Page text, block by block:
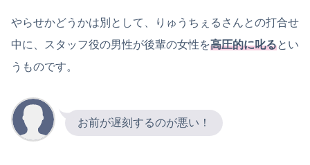
やらせかどうかは別として、りゅうちぇるさんとの打合せ
中に、スタッフ役の男性が後輩の女性を高圧的に叱るとい
うものです。
お前が遅刻するのが悪い！